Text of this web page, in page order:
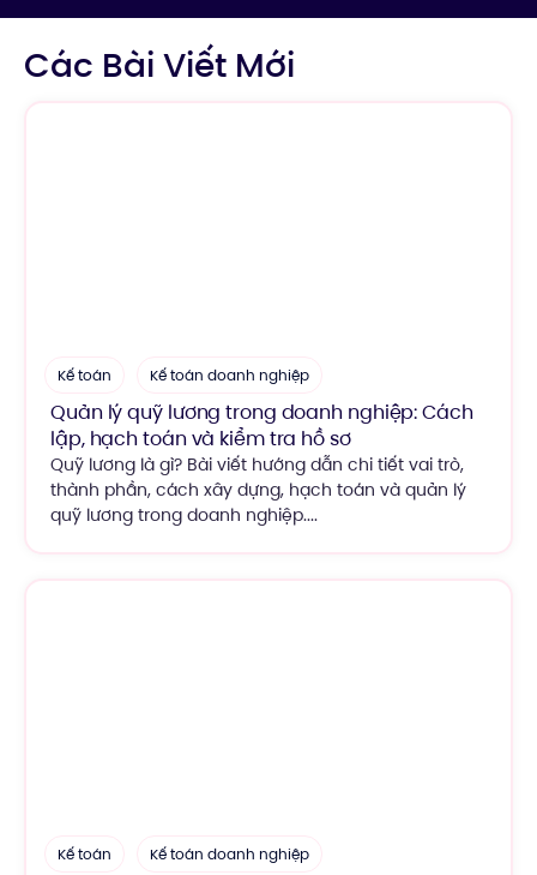
Các Bài Viết Mới
Kế toán Kế toán doanh nghiệp
Quản lý quỹ lương trong doanh nghiệp: Cách
lập, hạch toán và kiểm tra hồ sơ
Quỹ lương là gì? Bài viết hướng dẫn chi tiết vai trò,
thành phần, cách xây dựng, hạch toán và quản lý
quỹ lương trong doanh nghiệp....
Kế toán Kế toán doanh nghiệp